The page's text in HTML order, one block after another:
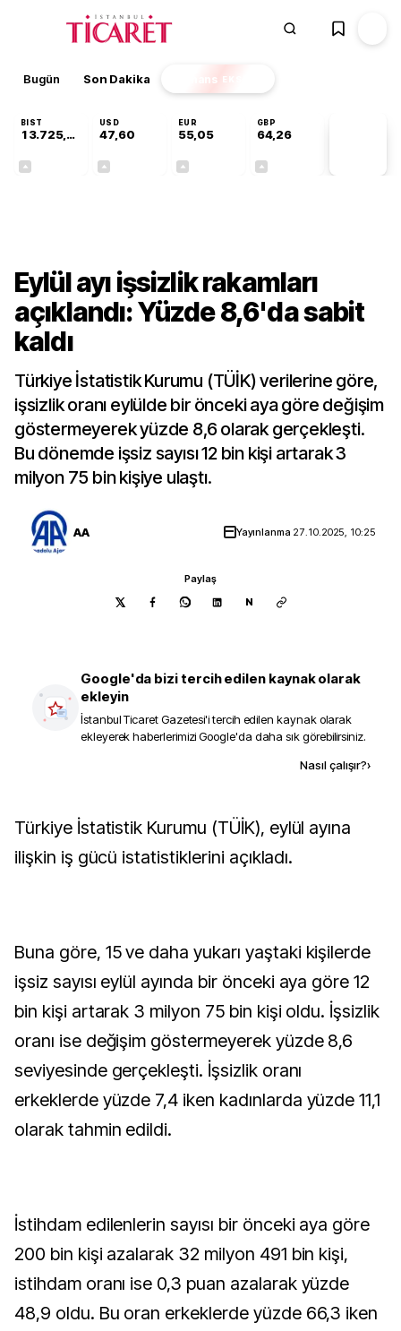
Bugün Son Dakika Finans EKSTRA
BIST
13.725,19
USD
47,60
EUR
55,05
GBP
64,26
Eylül ayı işsizlik rakamları
açıklandı: Yüzde 8,6'da sabit
kaldı
Türkiye İstatistik Kurumu (TÜİK) verilerine göre,
işsizlik oranı eylülde bir önceki aya göre değişim
göstermeyerek yüzde 8,6 olarak gerçekleşti.
Bu dönemde işsiz sayısı 12 bin kişi artarak 3
milyon 75 bin kişiye ulaştı.
AA Yayınlanma 27.10.2025, 10:25
Paylaş
N
Google'da bizi tercih edilen kaynak olarak
ekleyin
İstanbul Ticaret Gazetesi'i tercih edilen kaynak olarak
ekleyerek haberlerimizi Google'da daha sık görebilirsiniz.
Nasıl çalışır?›
Türkiye İstatistik Kurumu (TÜİK), eylül ayına
ilişkin iş gücü istatistiklerini açıkladı.
Buna göre, 15 ve daha yukarı yaştaki kişilerde
işsiz sayısı eylül ayında bir önceki aya göre 12
bin kişi artarak 3 milyon 75 bin kişi oldu. İşsizlik
oranı ise değişim göstermeyerek yüzde 8,6
seviyesinde gerçekleşti. İşsizlik oranı
erkeklerde yüzde 7,4 iken kadınlarda yüzde 11,1
olarak tahmin edildi.
İstihdam edilenlerin sayısı bir önceki aya göre
200 bin kişi azalarak 32 milyon 491 bin kişi,
istihdam oranı ise 0,3 puan azalarak yüzde
48,9 oldu. Bu oran erkeklerde yüzde 66,3 iken